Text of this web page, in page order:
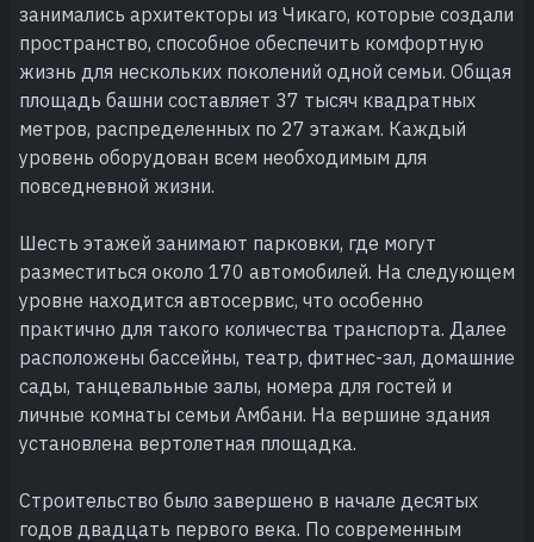
занимались архитекторы из Чикаго, которые создали
пространство, способное обеспечить комфортную
жизнь для нескольких поколений одной семьи. Общая
площадь башни составляет 37 тысяч квадратных
метров, распределенных по 27 этажам. Каждый
уровень оборудован всем необходимым для
повседневной жизни.
Шесть этажей занимают парковки, где могут
разместиться около 170 автомобилей. На следующем
уровне находится автосервис, что особенно
практично для такого количества транспорта. Далее
расположены бассейны, театр, фитнес-зал, домашние
сады, танцевальные залы, номера для гостей и
личные комнаты семьи Амбани. На вершине здания
установлена вертолетная площадка.
Строительство было завершено в начале десятых
годов двадцать первого века. По современным